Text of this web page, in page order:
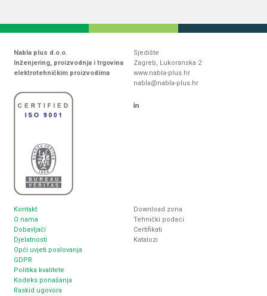
Nabla plus d.o.o.
Inženjering, proizvodnja i trgovina
elektrotehničkim proizvodima
Sjedište
Zagreb, Lukoranska 2
www.nabla-plus.hr
nabla@nabla-plus.hr
Kontakt
O nama
Dobavljači
Djelatnosti
Opći uvjeti poslovanja
GDPR
Politika kvalitete
Kodeks ponašanja
Raskid ugovora
Download zona
Tehnički podaci
Certifikati
Katalozi